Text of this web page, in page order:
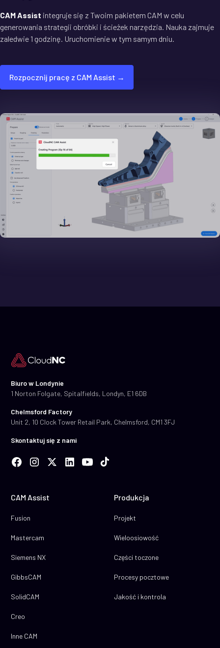
CAM Assist integruje się z Twoim pakietem CAM w celu
generowania strategii obróbki i ścieżek narzędzia. Nauka zajmuje
zaledwie 1 godzinę. Uruchomienie w tym samym dniu.
Rozpocznij pracę z CAM Assist →
Biuro w Londynie
1 Norton Folgate, Spitalfields, Londyn, E1 6DB
Chelmsford Factory
Unit 2, 10 Clock Tower Retail Park, Chelmsford, CM1 3FJ
Skontaktuj się z nami
CAM Assist
Fusion
Mastercam
Siemens NX
GibbsCAM
SolidCAM
Creo
Inne CAM
Produkcja
Projekt
Wieloosiowość
Części toczone
Procesy pocztowe
Jakość i kontrola